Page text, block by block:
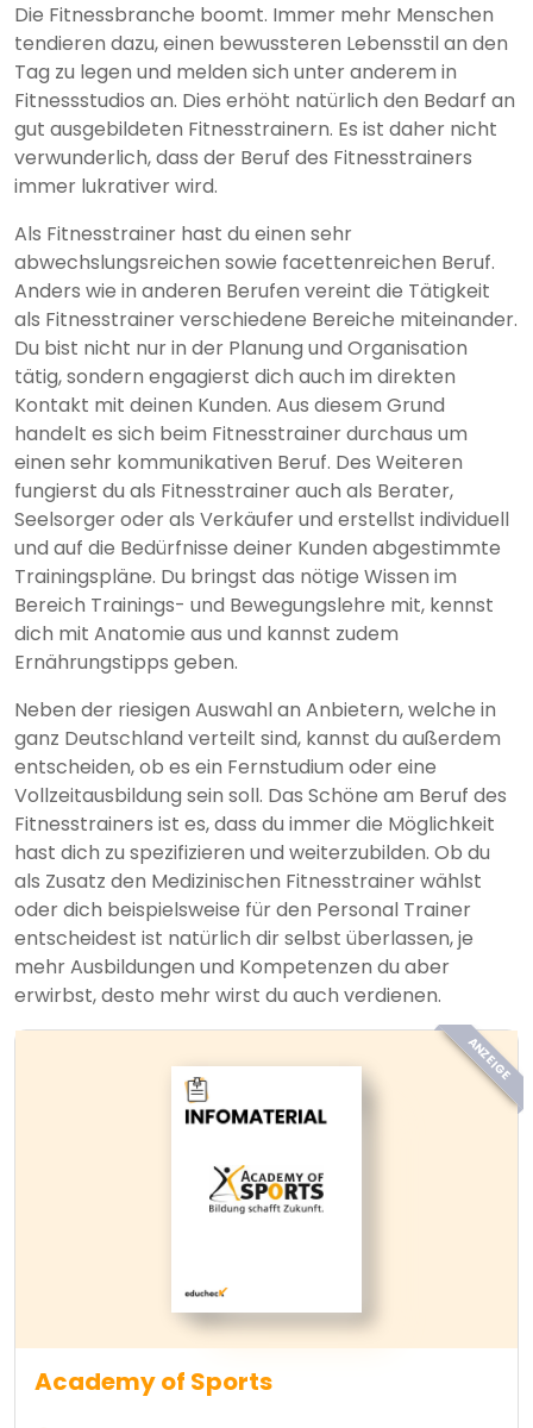
Die Fitnessbranche boomt. Immer mehr Menschen
tendieren dazu, einen bewussteren Lebensstil an den
Tag zu legen und melden sich unter anderem in
Fitnessstudios an. Dies erhöht natürlich den Bedarf an
gut ausgebildeten Fitnesstrainern. Es ist daher nicht
verwunderlich, dass der Beruf des Fitnesstrainers
immer lukrativer wird.
Als Fitnesstrainer hast du einen sehr
abwechslungsreichen sowie facettenreichen Beruf.
Anders wie in anderen Berufen vereint die Tätigkeit
als Fitnesstrainer verschiedene Bereiche miteinander.
Du bist nicht nur in der Planung und Organisation
tätig, sondern engagierst dich auch im direkten
Kontakt mit deinen Kunden. Aus diesem Grund
handelt es sich beim Fitnesstrainer durchaus um
einen sehr kommunikativen Beruf. Des Weiteren
fungierst du als Fitnesstrainer auch als Berater,
Seelsorger oder als Verkäufer und erstellst individuell
und auf die Bedürfnisse deiner Kunden abgestimmte
Trainingspläne. Du bringst das nötige Wissen im
Bereich Trainings- und Bewegungslehre mit, kennst
dich mit Anatomie aus und kannst zudem
Ernährungstipps geben.
Neben der riesigen Auswahl an Anbietern, welche in
ganz Deutschland verteilt sind, kannst du außerdem
entscheiden, ob es ein Fernstudium oder eine
Vollzeitausbildung sein soll. Das Schöne am Beruf des
Fitnesstrainers ist es, dass du immer die Möglichkeit
hast dich zu spezifizieren und weiterzubilden. Ob du
als Zusatz den Medizinischen Fitnesstrainer wählst
oder dich beispielsweise für den Personal Trainer
entscheidest ist natürlich dir selbst überlassen, je
mehr Ausbildungen und Kompetenzen du aber
erwirbst, desto mehr wirst du auch verdienen.
ANZEIGE
Academy of Sports